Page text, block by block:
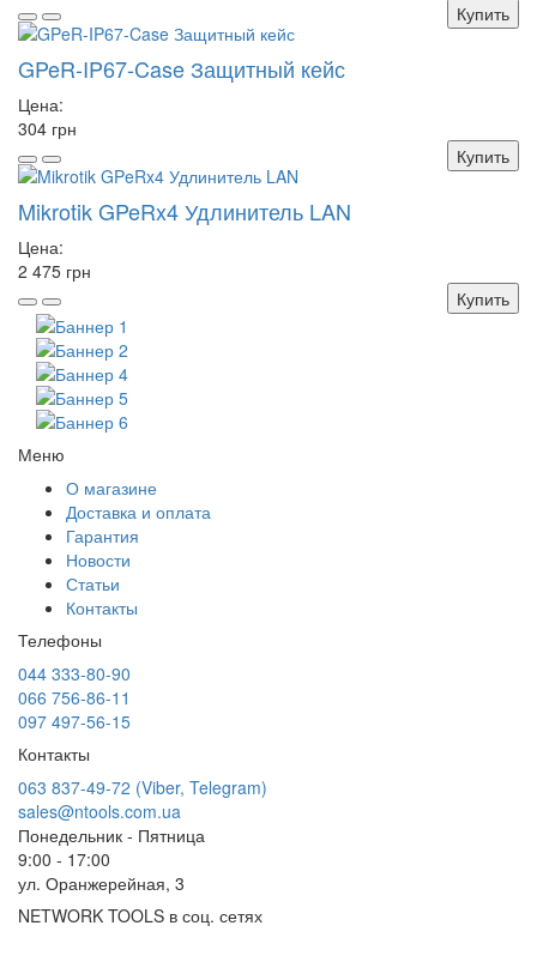
Купить
GPeR-IP67-Case Защитный кейс
Цена:
304 грн
Купить
Mikrotik GPeRx4 Удлинитель LAN
Цена:
2 475 грн
Купить
Меню
О магазине
Доставка и оплата
Гарантия
Новости
Статьи
Контакты
Телефоны
044 333-80-90
066 756-86-11
097 497-56-15
Контакты
063 837-49-72 (Viber, Telegram)
sales@ntools.com.ua
Понедельник - Пятница
9:00 - 17:00
ул. Оранжерейная, 3
NETWORK TOOLS в соц. сетях